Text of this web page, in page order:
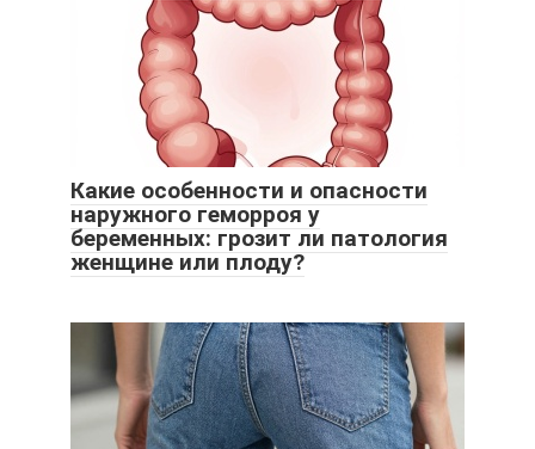
Какие особенности и опасности
наружного геморроя у
беременных: грозит ли патология
женщине или плоду?